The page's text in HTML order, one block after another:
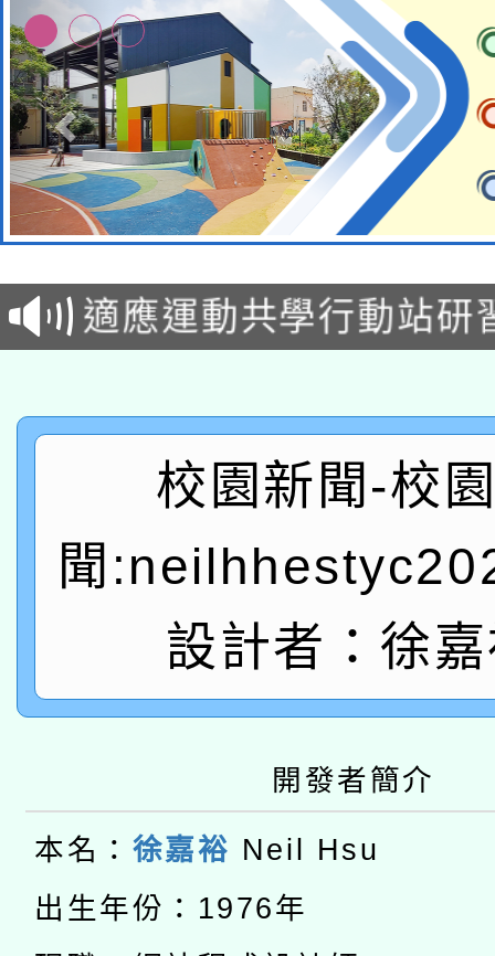
本校115學年度第2次
招甄選結果公告(無人
適應運動共學行動站研
本館辦理115年度閱讀
暨閱讀推動專業研習
科技賦能─人工智慧
礎課程
A3數位素養講師名單
「數位內容與教學軟
pilot」
有關大陸委員會函釋公
薪期間赴陸應申請許可
轉知經濟部水利署委託
業技術研究院辦理「
用水績優單位及節水達
動」
開 智慧啟航」
本校115學年度第2次
招甄選結果公告(無人
招)
適應運動共學行動站研
本館辦理115年度閱讀
校園新聞-校
聞
設計者：徐
開發者簡介
本名： 徐嘉裕 Neil Hsu
出生年份：1976年